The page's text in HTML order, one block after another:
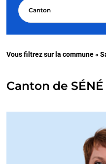
Canton
Vous filtrez sur la commune «
Canton de SÉNÉ